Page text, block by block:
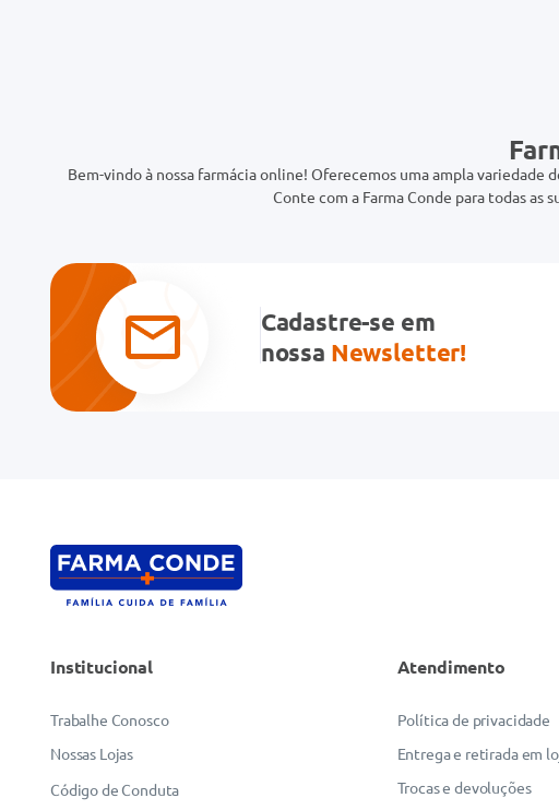
Bem-vindo à nossa farmácia online! Oferecemos uma ampla
Conte com a Farma Conde para todas as
Cadastre-se em
nossa Newsletter!
Institucional
Trabalhe Conosco
Nossas Lojas
Código de Conduta
Atendimento
Política de privacidade
Entrega e retirada em
Trocas e devoluções